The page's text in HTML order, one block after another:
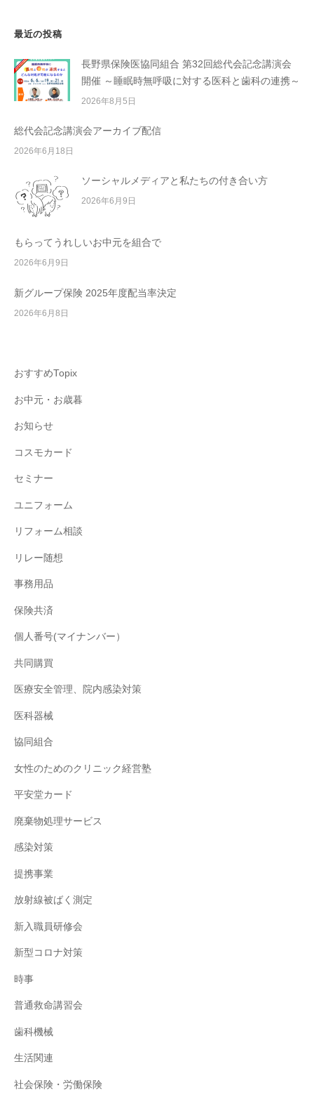
最近の投稿
長野県保険医協同組合 第32回総代会記念講演会
開催 ～睡眠時無呼吸に対する医科と歯科の連携～
2026年8月5日
総代会記念講演会アーカイブ配信
2026年6月18日
ソーシャルメディアと私たちの付き合い方
2026年6月9日
もらってうれしいお中元を組合で
2026年6月9日
新グループ保険 2025年度配当率決定
2026年6月8日
おすすめTopix
お中元・お歳暮
お知らせ
コスモカード
セミナー
ユニフォーム
リフォーム相談
リレー随想
事務用品
保険共済
個人番号(マイナンバー）
共同購買
医療安全管理、院内感染対策
医科器械
協同組合
女性のためのクリニック経営塾
平安堂カード
廃棄物処理サービス
感染対策
提携事業
放射線被ばく測定
新入職員研修会
新型コロナ対策
時事
普通救命講習会
歯科機械
生活関連
社会保険・労働保険